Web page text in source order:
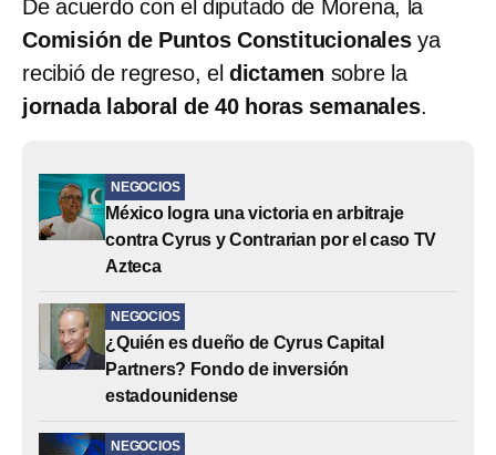
De acuerdo con el diputado de Morena, la
Comisión de Puntos Constitucionalesya
recibió de regreso, el dictamen sobre la
jornada laboral de 40 horas semanales.
NEGOCIOS
México logra una victoria en arbitraje
contra Cyrus y Contrarian por el caso TV
Azteca
NEGOCIOS
¿Quién es dueño de Cyrus Capital
Partners? Fondo de inversión
estadounidense
NEGOCIOS